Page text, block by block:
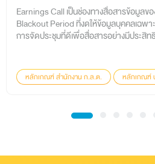
Earnings Call เป็นช่องทางสื่อสารข้อมูลข
Blackout Period ที่งดให้ข้อมูลบุคคลเฉพ
การจัดประชุมที่ดีเพื่อสื่อสารอย่างมีประสิ
หลักเกณฑ์ สำนักงาน ก.ล.ต.
หลักเกณฑ์